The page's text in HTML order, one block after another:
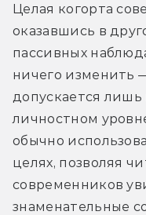
Целая когорта
оказавшись в
пассивных
ничего изменить
допускается
личностном
обычно
целях, позволяя
современников
знаменательные